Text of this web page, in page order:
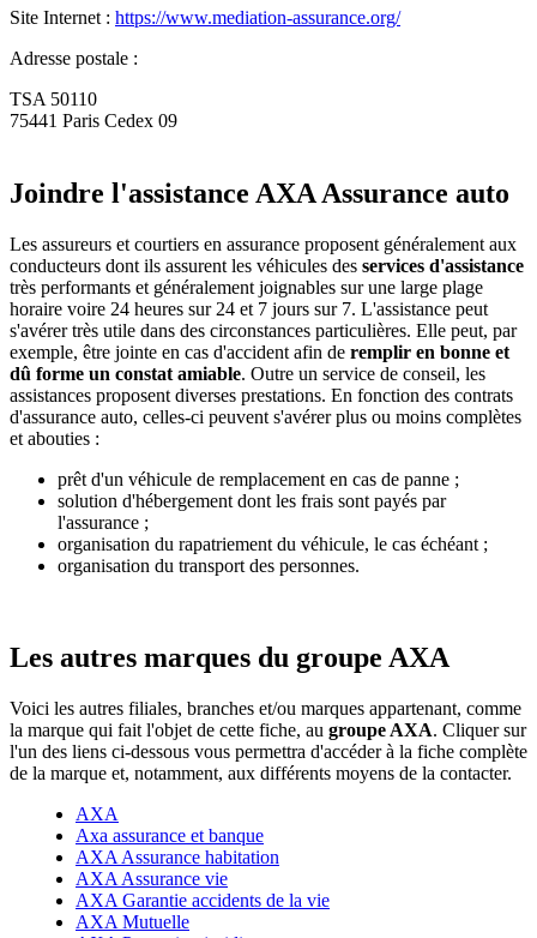
Site Internet : https://www.mediation-assurance.org/
Adresse postale :
TSA 50110
75441 Paris Cedex 09
Joindre l'assistance AXA Assurance auto
Les assureurs et courtiers en assurance proposent généralement aux
conducteurs dont ils assurent les véhicules des services d'assistance
très performants et généralement joignables sur une large plage
horaire voire 24 heures sur 24 et 7 jours sur 7. L'assistance peut
s'avérer très utile dans des circonstances particulières. Elle peut, par
exemple, être jointe en cas d'accident afin de remplir en bonne et
dû forme un constat amiable. Outre un service de conseil, les
assistances proposent diverses prestations. En fonction des contrats
d'assurance auto, celles-ci peuvent s'avérer plus ou moins complètes
et abouties :
prêt d'un véhicule de remplacement en cas de panne ;
solution d'hébergement dont les frais sont payés par
l'assurance ;
organisation du rapatriement du véhicule, le cas échéant ;
organisation du transport des personnes.
Les autres marques du groupe AXA
Voici les autres filiales, branches et/ou marques appartenant, comme
la marque qui fait l'objet de cette fiche, au groupe AXA. Cliquer sur
l'un des liens ci-dessous vous permettra d'accéder à la fiche complète
de la marque et, notamment, aux différents moyens de la contacter.
AXA
Axa assurance et banque
AXA Assurance habitation
AXA Assurance vie
AXA Garantie accidents de la vie
AXA Mutuelle